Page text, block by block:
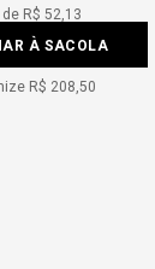
de R$ 52,13
À SACOLA
R$ 208,50